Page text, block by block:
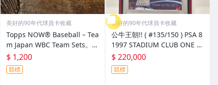
美好的90年代球員卡收藏
Topps NOW® Baseball – Tea
m Japan WBC Team Sets。ㄧ
盒。13張.大谷翔平.山本由伸
$ 1,200
競標
美好的90年代球員卡收藏
公牛王朝!! ( #135/150 ) PSA 8
1997 STADIUM CLUB ONE O
FA KIND BULLS ONE OFA KI
ND
$ 220,000
競標